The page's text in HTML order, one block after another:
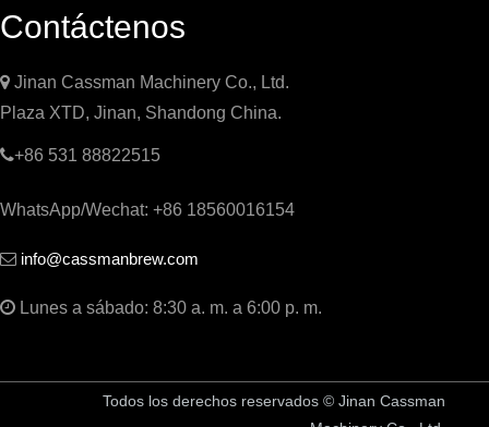
Contáctenos
 Jinan Cassman Machinery Co., Ltd.
Plaza XTD, Jinan, Shandong China.
+86 531 88822515
WhatsApp/Wechat: +86 18560016154
 info@cassmanbrew.com
 Lunes a sábado: 8:30 a. m. a 6:00 p. m.
Todos los derechos reservados © Jinan Cassman